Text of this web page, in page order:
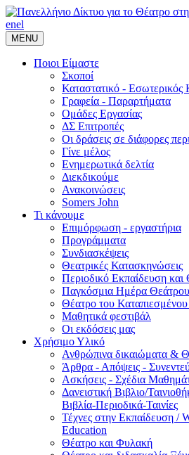
enel
MENU
Ποιοι Είμαστε
Σκοποί
Καταστατικό - Εσωτερικός
Γραφεία - Παραρτήματα
Ομάδες Εργασίας
ΔΣ Επιτροπές
Οι δράσεις σε διάφορες
Γίνε μέλος
Ενημερωτικά δελτία
Διεκδικούμε
Ανακοινώσεις
Somers John
Τι κάνουμε
Επιμόρφωση - εργαστήρια
Προγράμματα
Συνδιασκέψεις
Θεατρικές Κατασκηνώσεις
Περιοδικό Εκπαίδευση και
Παγκόσμια Ημέρα
Θέατρο του
Μαθητικά φεστιβάλ
Οι εκδόσεις μας
Χρήσιμο Υλικό
Ανθρώπινα δικαιώματα &
Άρθρα - Απόψεις -
Ασκήσεις - Σχέδια
Δανειστική Βιβλιο/
Βιβλία-Περιοδικά-Ταινίες
Τέχνες στην Εκπαίδευση /
Education
Θέατρο και Φυλακή